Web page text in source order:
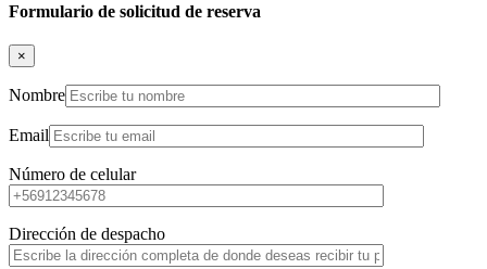
Formulario de solicitud de reserva
×
Nombre
Email
Número de celular
Dirección de despacho